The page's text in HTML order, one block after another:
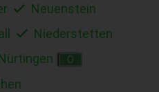
Neuenstein
Niederstetten
O